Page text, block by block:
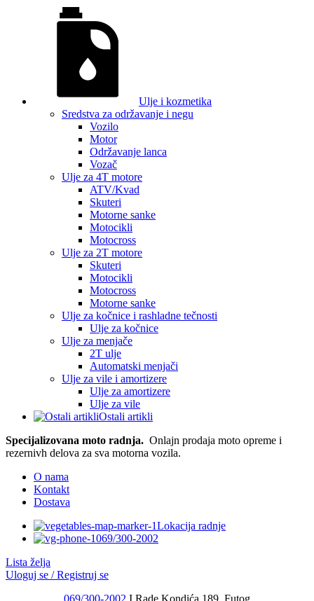
Ulje i kozmetika
Sredstva za održavanje i negu
Vozilo
Motor
Održavanje lanca
Vozač
Ulje za 4T motore
ATV/Kvad
Skuteri
Motorne sanke
Motocikli
Motocross
Ulje za 2T motore
Skuteri
Motocikli
Motocross
Motorne sanke
Ulje za kočnice i rashladne tečnosti
Ulje za kočnice
Ulje za menjače
2T ulje
Automatski menjači
Ulje za vile i amortizere
Ulje za amortizere
Ulje za vile
Ostali artikli
Specijalizovana moto radnja. Onlajn prodaja moto opreme i
rezernivh delova za sva motorna vozila.
O nama
Kontakt
Dostava
Lokacija radnje
069/300-2002
Lista želja
Uloguj se / Registruj se
069/300-2002 I Rade Kondića 189, Futog